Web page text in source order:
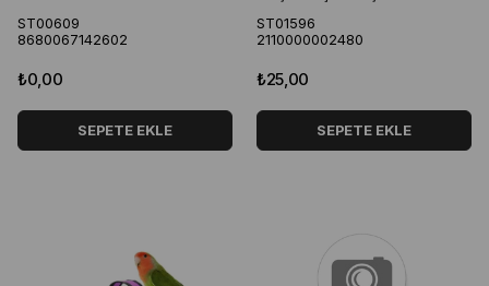
ST00609
8680067142602
₺0,00
SEPETE EKLE
ST01596
2110000002480
₺25,00
SEPETE EKLE